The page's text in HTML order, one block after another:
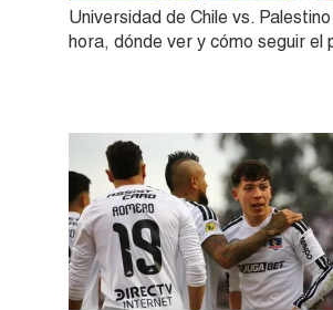
Universidad de Chile vs.
hora, dónde ver y cómo seguir el